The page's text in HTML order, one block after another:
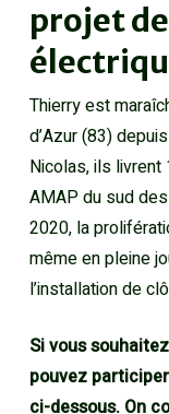
projet
Thierry est
d’Azur (83)
Nicolas, ils livrent
AMAP du sud
2020, la
même en pleine
l’installation de
Si vous
pouvez
ci-dessous. On